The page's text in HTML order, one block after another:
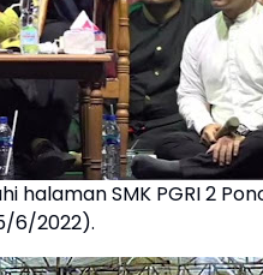
halaman SMK PGRI 2
6/2022).